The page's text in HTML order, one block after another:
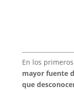
En los
mayor fuente
que